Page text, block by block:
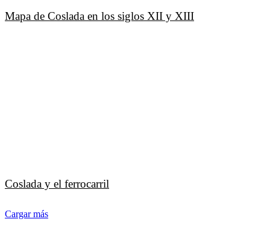
Mapa de Coslada en los siglos XII y XIII
Coslada y el ferrocarril
Cargar más